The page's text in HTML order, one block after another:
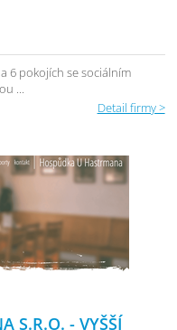
6 pokojích se sociálním
...
Detail firmy >
S.R.O. - VYŠŠÍ